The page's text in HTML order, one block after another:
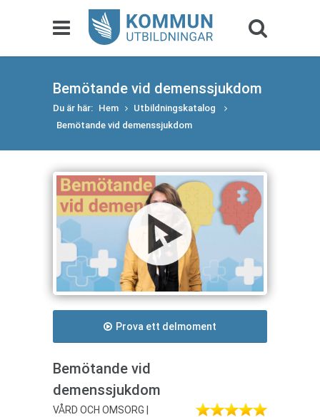
Bemötande vid demenssjukdom
Du är här: Hem
Utbildningskatalog
Bemötande vid demenssjukdom
Prova ett delmoment
Bemötande vid
demenssjukdom
VÅRD OCH OMSORG |